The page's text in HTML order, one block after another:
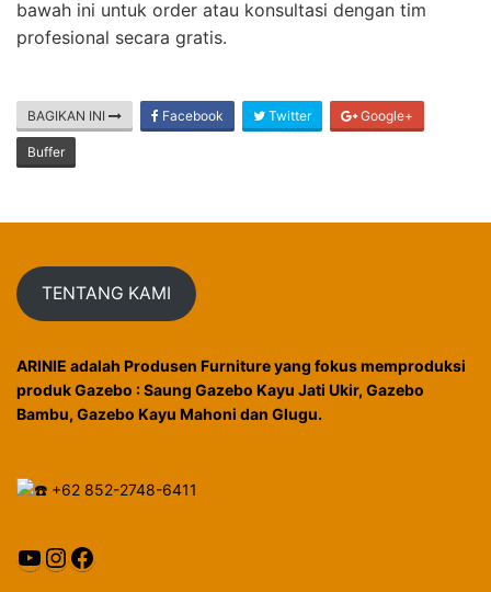
bawah ini untuk order atau konsultasi dengan tim
profesional secara gratis.
BAGIKAN INI Facebook Twitter Google+
Buffer
TENTANG KAMI
ARINIE adalah Produsen Furniture yang fokus memproduksi
produk Gazebo : Saung Gazebo Kayu Jati Ukir, Gazebo
Bambu, Gazebo Kayu Mahoni dan Glugu.
+62 852-2748-6411
YouTube
Instagram
Facebook